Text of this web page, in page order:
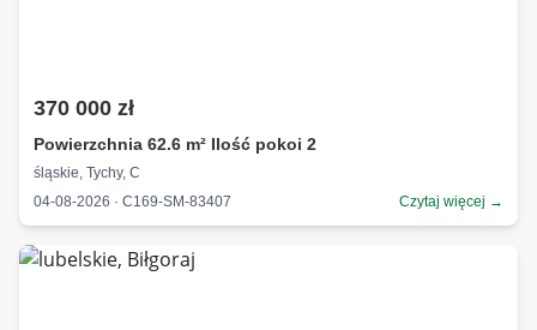
370 000 zł
Powierzchnia 62.6 m² Ilość pokoi 2
śląskie, Tychy, C
04-08-2026 · C169-SM-83407
Czytaj więcej →